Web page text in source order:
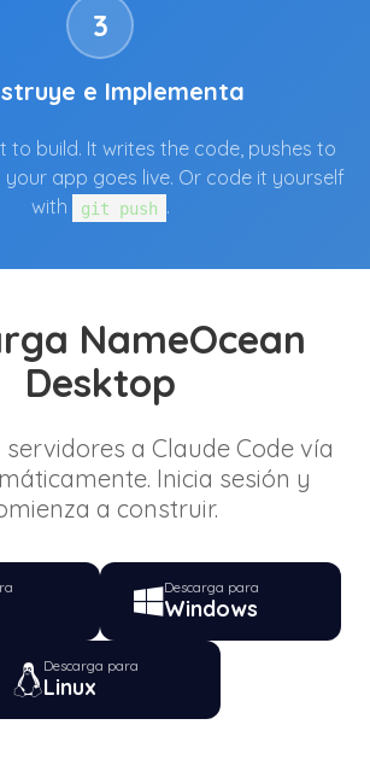
3
e Implementa
to build. It writes the code, pushes to
app goes live. Or code it yourself
with
git push .
NameOcean
Desktop
a Claude Code vía
Inicia sesión y
a construir.
Descarga para
Windows
Descarga para
Linux